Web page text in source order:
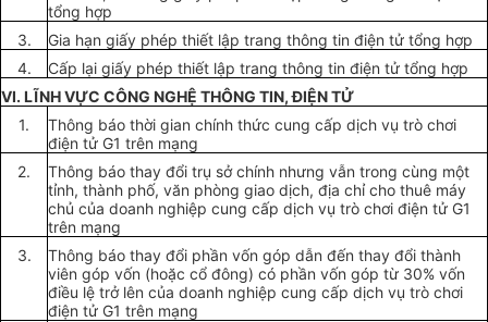
tổng hợp
3.
Gia hạn giấy phép thiết lập trang thông tin điện tử tổng hợp
4.
Cấp lại giấy phép thiết lập trang thông tin điện tử tổng hợp
VI. LĨNH VỰC CÔNG NGHỆ THÔNG TIN, ĐIỆN TỬ
1.
Thông báo thời gian chính thức cung cấp dịch vụ trò chơi
điện tử G1 trên mạng
2.
Thông báo thay đổi trụ sở chính nhưng vẫn trong cùng một
tỉnh, thành phố, văn phòng giao dịch, địa chỉ cho thuê máy
chủ của doanh nghiệp cung cấp dịch vụ trò chơi điện tử G1
trên mạng
3.
Thông báo thay đổi phần vốn góp dẫn đến thay đổi thành
viên góp vốn (hoặc cổ đông) có phần vốn góp từ 30% vốn
điều lệ trở lên của doanh nghiệp cung cấp dịch vụ trò chơi
điện tử G1 trên mạng